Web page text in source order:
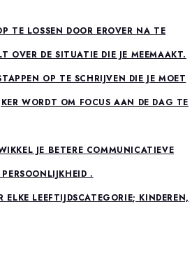
TE LOSSEN DOOR EROVER NA TE
OVER DE SITUATIE DIE JE MEEMAAKT.
OP TE SCHRIJVEN DIE JE MOET
WORDT OM FOCUS AAN DE DAG TE
JE BETERE COMMUNICATIEVE
.
LEEFTIJDSCATEGORIE; KINDEREN,